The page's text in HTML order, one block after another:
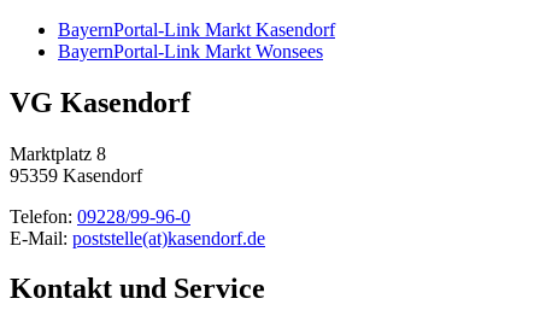
BayernPortal-Link Markt Kasendorf
BayernPortal-Link Markt Wonsees
VG Kasendorf
Marktplatz 8
95359 Kasendorf
Telefon: 09228/99-96-0
E-Mail: poststelle(at)kasendorf.de
Kontakt und Service